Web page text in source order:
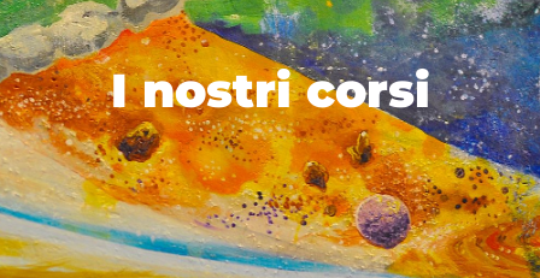
I nostri corsi